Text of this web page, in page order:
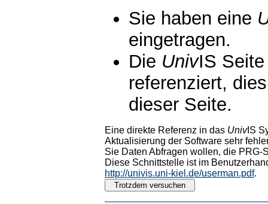
Sie haben eine
eingetragen.
Die UnivIS
referenziert,
dieser Seite.
Eine direkte Referenz in das UnivIS
Aktualisierung der Software sehr
Sie Daten Abfragen wollen, die PRG-
Diese Schnittstelle ist im
http://univis.uni-kiel.de/userman.pdf.